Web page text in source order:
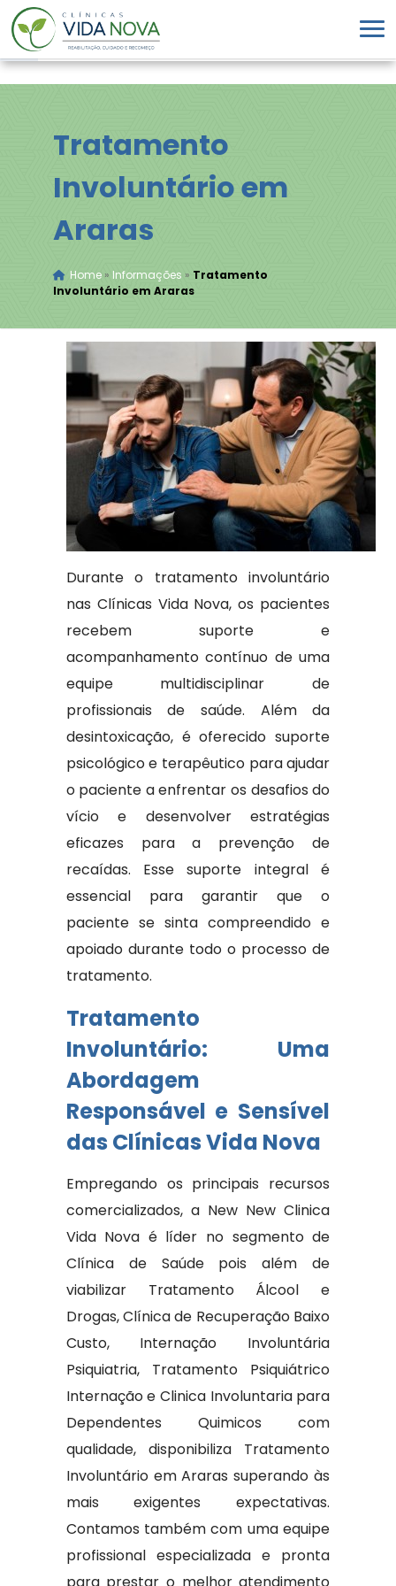
Tratamento
Involuntário em
Araras
Home» Informações » Tratamento
Involuntário em Araras
Durante o tratamento involuntário
nas Clínicas Vida Nova, os pacientes
recebem suporte e
acompanhamento contínuo de uma
equipe multidisciplinar de
profissionais de saúde. Além da
desintoxicação, é oferecido suporte
psicológico e terapêutico para ajudar
o paciente a enfrentar os desafios do
vício e desenvolver estratégias
eficazes para a prevenção de
recaídas. Esse suporte integral é
essencial para garantir que o
paciente se sinta compreendido e
apoiado durante todo o processo de
tratamento.
Tratamento
Involuntário: Uma
Abordagem
Responsável e Sensível
das Clínicas Vida Nova
Empregando os principais recursos
comercializados, a New New Clinica
Vida Nova é líder no segmento de
Clínica de Saúde pois além de
viabilizar Tratamento Álcool e
Drogas, Clínica de Recuperação Baixo
Custo, Internação Involuntária
Psiquiatria, Tratamento Psiquiátrico
Internação e Clinica Involuntaria para
Dependentes Quimicos com
qualidade, disponibiliza Tratamento
Involuntário em Araras superando às
mais exigentes expectativas.
Contamos também com uma equipe
profissional especializada e pronta